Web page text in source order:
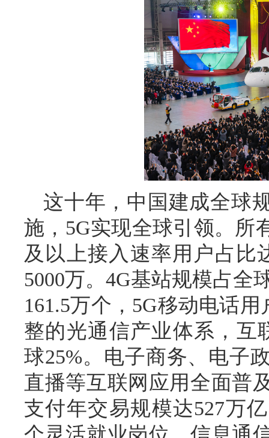
这十年，中国建成全球
施，5G实现全球引领。所
及以上接入速率用户占比
5000万。4G基站规模占全
161.5万个，5G移动电话
整的光通信产业体系，互
球25%。电子商务、电子
直播等互联网应用全面普
支付年交易规模达527万